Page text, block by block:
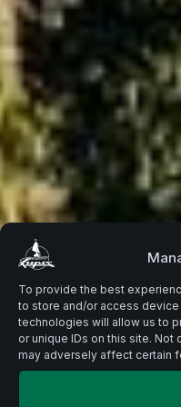
To provide the best
to store and/or access
technologies will allow us to
or unique IDs on this site.
may adversely affect certain